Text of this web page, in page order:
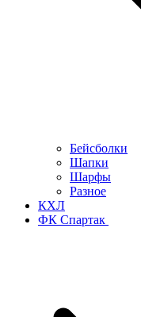
Бейсболки
Шапки
Шарфы
Разное
КХЛ
ФК Спартак